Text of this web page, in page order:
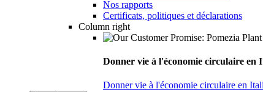
Nos rapports
Certificats, politiques et déclarations
Column right
Donner vie à l'économie circulaire en
Donner vie à l'économie circulaire en